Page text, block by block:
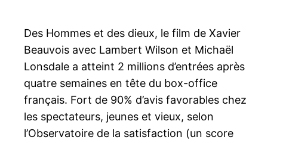
Des Hommes et des dieux, le film de Xavier
Beauvois avec Lambert Wilson et Michaël
Lonsdale a atteint 2 millions d’entrées après
quatre semaines en tête du box-office
français. Fort de 90% d’avis favorables chez
les spectateurs, jeunes et vieux, selon
l’Observatoire de la satisfaction (un score